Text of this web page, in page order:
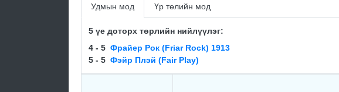
Удмын мод Үр төлийн мод
5 үе доторх төрлийн нийлүүлэг:
4 - 5 Фрайер Рок (Friar Rock) 1913
5 - 5 Фэйр Плэй (Fair Play)